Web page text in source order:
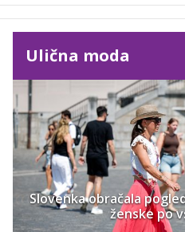
Ulična moda
Slovenka obračala
ženske po